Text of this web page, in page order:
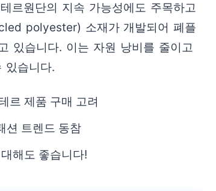
르원단의 지속 가능성에도 주목하고
polyester) 소재가 개발되어 폐플
있습니다. 이는 자원 낭비를 줄이고
있습니다.
르 제품 구매 고려
션 트렌드 동참
해도 좋습니다!